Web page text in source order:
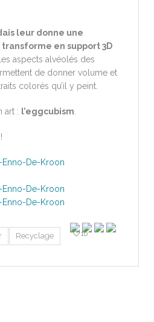
leur donne une
en support 3D
Les aspects alvéolés des
de donner volume et
colorés qu’il y peint.
art : l’eggcubism
Recyclage 10